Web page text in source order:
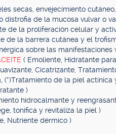
secas, envejecimiento
distrofia de la mucosa vulvar o
de la proliferación celular y
de la barrera cutánea y el
sobre las
( Emoliente, Hidratante
Cicatrizante,
(*)Tratamiento de la piel actínica
)
hidrocalmante y
tonifica y revitaliza la piel )
Nutriente dérmico )